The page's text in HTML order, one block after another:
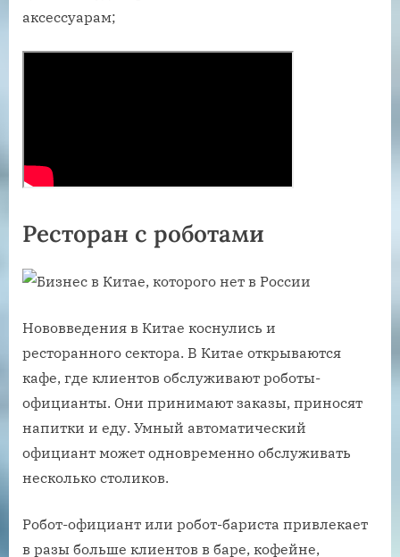
аксессуарам;
Ресторан с роботами
Нововведения в Китае коснулись и
ресторанного сектора. В Китае открываются
кафе, где клиентов обслуживают роботы-
официанты. Они принимают заказы, приносят
напитки и еду. Умный автоматический
официант может одновременно обслуживать
несколько столиков.
Робот-официант или робот-бариста привлекает
в разы больше клиентов в баре, кофейне,